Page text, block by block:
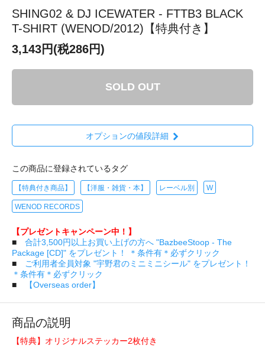
SHING02 & DJ ICEWATER - FTTB3 BLACK
T-SHIRT (WENOD/2012)【特典付き】
3,143円(税286円)
SOLD OUT
オプションの値段詳細
この商品に登録されているタグ
【特典付き商品】 【洋服・雑貨・本】 レーベル別 W
WENOD RECORDS
【プレゼントキャンペーン中！】
■ 合計3,500円以上お買い上げの方へ "BazbeeStoop - The
Package [CD]" をプレゼント！ ＊条件有＊必ずクリック
■
ご利用者全員対象 "宇野君のミニミニシール" をプレゼント！
＊条件有＊必ずクリック
■
【Overseas order】
商品の説明
【特典】オリジナルステッカー2枚付き